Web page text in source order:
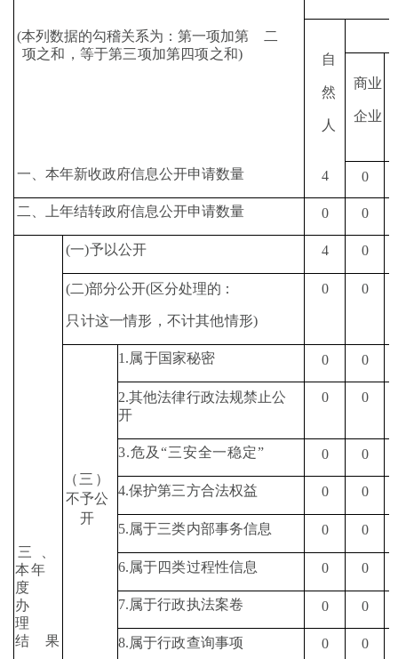
(本列数据的勾稽关系为：第一项加第
二
项之和，等于第三项加第四项之和) 自
然
人
商业
企业
一、本年新收政府信息公开申请数量 4 0
二、上年结转政府信息公开申请数量 0 0
三
本年
度
办
理
结
果
(一)予以公开 4 0
(二)部分公开(区分处理的：
只计这一情形，不计其他情形)
0 0
（ 三 ）
不予公
开
1.属于国家秘密 0 0
2.其他法律行政法规禁止公
开
0 0
3.危及 “三安全一稳定” 0 0
4.保护第三方合法权益 0 0
5.属于三类内部事务信息 0 0
6.属于四类过程性信息 0 0
7.属于行政执法案卷 0 0
8.属于行政查询事项 0 0